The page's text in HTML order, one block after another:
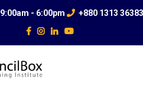
9:00am - 6:00pm +880 1313